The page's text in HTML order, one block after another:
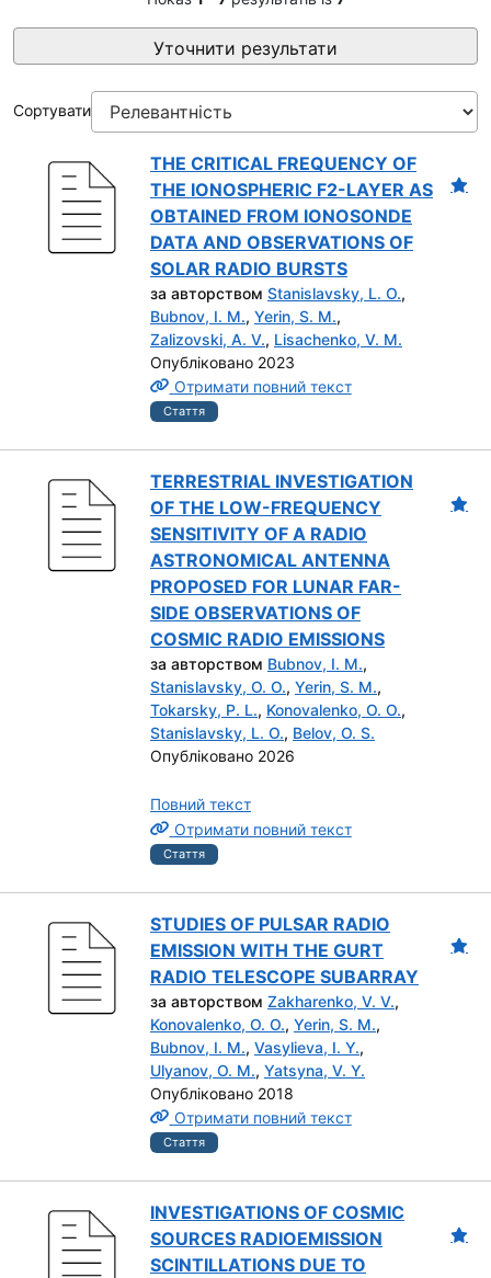
Уточнити результати
Сортувати
THE CRITICAL FREQUENCY OF
THE IONOSPHERIC F2-LAYER AS
OBTAINED FROM IONOSONDE
DATA AND OBSERVATIONS OF
SOLAR RADIO BURSTS
за авторством Stanislavsky, L. O.,
Bubnov, I. M., Yerin, S. M.,
Zalizovski, A. V., Lisachenko, V. M.
Опубліковано 2023
Отримати повний текст
Стаття
TERRESTRIAL INVESTIGATION
OF THE LOW-FREQUENCY
SENSITIVITY OF A RADIO
ASTRONOMICAL ANTENNA
PROPOSED FOR LUNAR FAR-
SIDE OBSERVATIONS OF
COSMIC RADIO EMISSIONS
за авторством Bubnov, I. M.,
Stanislavsky, O. O., Yerin, S. M.,
Tokarsky, P. L., Konovalenko, O. O.,
Stanislavsky, L. O., Belov, O. S.
Опубліковано 2026
Повний текст
Отримати повний текст
Стаття
STUDIES OF PULSAR RADIO
EMISSION WITH THE GURT
RADIO TELESCOPE SUBARRAY
за авторством Zakharenko, V. V.,
Konovalenko, O. O., Yerin, S. M.,
Bubnov, I. M., Vasylieva, I. Y.,
Ulyanov, O. M., Yatsyna, V. Y.
Опубліковано 2018
Отримати повний текст
Стаття
INVESTIGATIONS OF COSMIC
SOURCES RADIOEMISSION
SCINTILLATIONS DUE TO